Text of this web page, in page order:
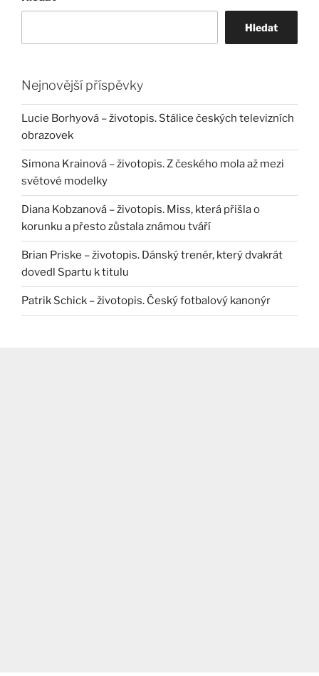
Hledat
Nejnovější příspěvky
Lucie Borhyová – životopis. Stálice českých televizních
obrazovek
Simona Krainová – životopis. Z českého mola až mezi
světové modelky
Diana Kobzanová – životopis. Miss, která přišla o
korunku a přesto zůstala známou tváří
Brian Priske – životopis. Dánský trenér, který dvakrát
dovedl Spartu k titulu
Patrik Schick – životopis. Český fotbalový kanonýr